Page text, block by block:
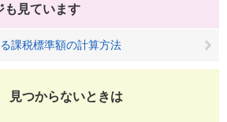
も見ています
課税標準額の計算方法
見つからないときは